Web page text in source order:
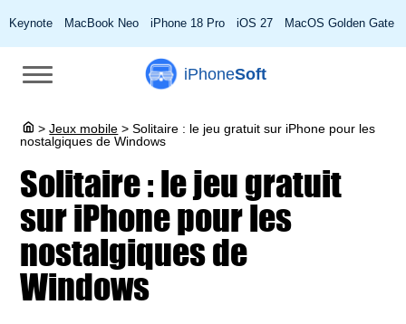
Keynote MacBook Neo iPhone 18 Pro iOS 27 MacOS Golden Gate
iPhoneSoft
> Jeux mobile > Solitaire : le jeu gratuit sur iPhone pour les
nostalgiques de Windows
Solitaire : le jeu gratuit
sur iPhone pour les
nostalgiques de
Windows